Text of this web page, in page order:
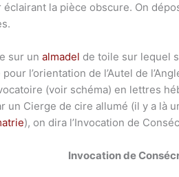
la pièce obscure. On
sur unalmadel de toile sur lequel
l’orientation de l’Autel de
(voir schéma) en lettres
un Cierge de cire allumé (il y a là
), on dira l’Invocation de
Invocation de